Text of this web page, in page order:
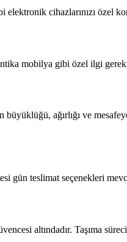
cihazlarınızı özel
mobilya gibi özel ilgi
büyüklüğü, ağırlığı ve
gün teslimat seçenekleri
altındadır. Taşıma